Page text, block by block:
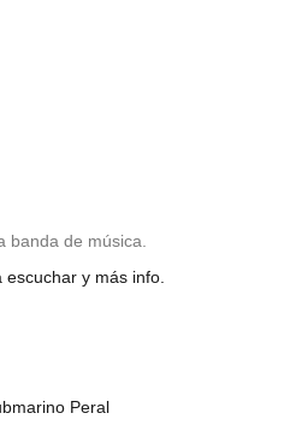
banda de música.
y más info.